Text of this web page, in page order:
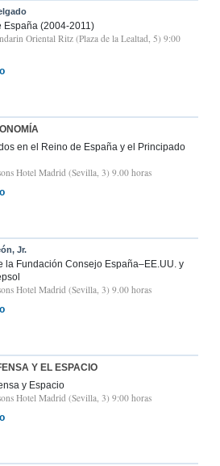
España (2004-2011)
Oriental Ritz (Plaza de la Lealtad, 5) 9:00
en el Reino de España y el Principado
Hotel Madrid (Sevilla, 3) 9.00 horas
Jr.
la Fundación Consejo España–EE.UU. y
Hotel Madrid (Sevilla, 3) 9.00 horas
Y EL ESPACIO
y Espacio
Hotel Madrid (Sevilla, 3) 9:00 horas